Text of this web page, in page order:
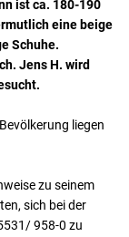
ist ca. 180-190
eine beige
Schuhe.
Jens H. wird
liegen
zu seinem
sich bei der
958-0 zu